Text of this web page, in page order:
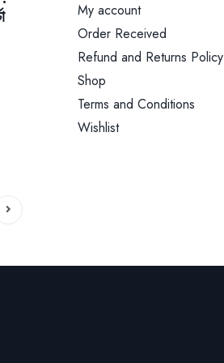
My account
Order Received
Refund and Returns Policy
Shop
Terms and Conditions
Wishlist